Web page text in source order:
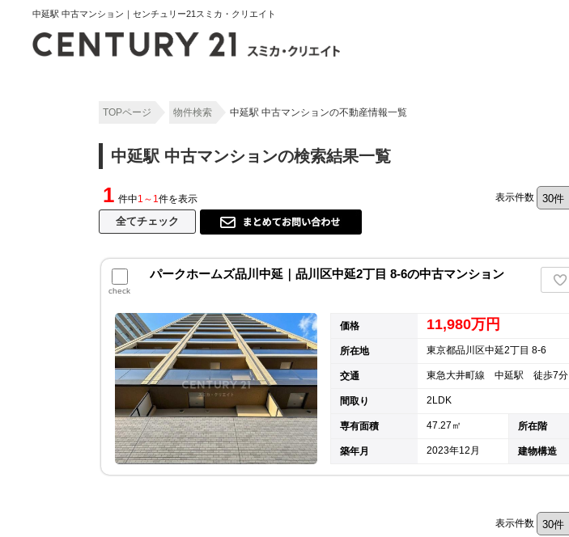
中延駅 中古マンション｜センチュリー21スミカ・クリエイト
TOPページ 物件検索 中延駅 中古マンションの不動産情報一覧
中延駅 中古マンションの検索結果一覧
1 件中1～1件を表示 表示件数
check
パークホームズ品川中延｜品川区中延2丁目 8-6の中古マンション
価格 11,980万円
所在地 東京都品川区中延2丁目 8-6
交通 東急大井町線 中延駅 徒歩7分
間取り 2LDK
専有面積 47.27㎡ 所在階
築年月 2023年12月 建物構造
表示件数